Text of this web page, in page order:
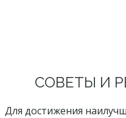
СОВЕТЫ И
Для достижения